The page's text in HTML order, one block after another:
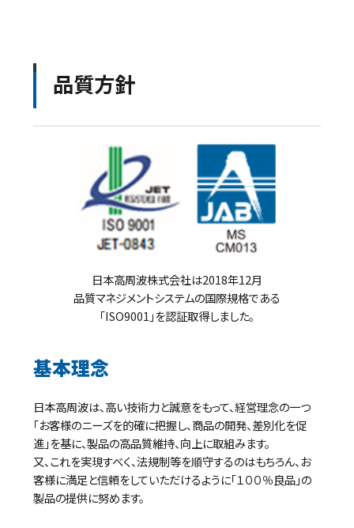
品質方針
日本高周波株式会社は2018年12月
品質マネジメントシステムの国際規格である
「ISO9001」を認証取得しました。
基本理念
日本高周波は、高い技術力と誠意をもって、経営理念の一つ
「お客様のニーズを的確に把握し、商品の開発、差別化を促
進」を基に、製品の高品質維持、向上に取組みます。
又、これを実現すべく、法規制等を順守するのはもちろん、お
客様に満足と信頼をしていただけるように「１００％良品」の
製品の提供に努めます。